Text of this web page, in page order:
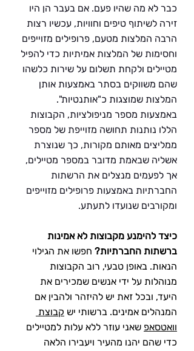
כבר לא מה שהיו פעם. אם בעבר הן היו
זירה לשיתוף טיפים וחוויות, עכשיו רצות
הרבה המלצות מטעם, פרופילים מזוייפים
וחסימות של המלצות אמיתיות כדי להפיל
מטיילים ולקחת תשלום על שירות כלשהו
שהם משווקים בסתר באמצעות אותן
המלצות שמוצגות כ"אותנטיות".
באמצעות מספר מניפולציות, הקבוצות
הללו נותנות תחושה מזוייפת של מספר
ממליצים מאותם מקורות, כך שנוצרת
אשליה שבאמת מדובר במספר מטיילים,
אך לפעמים מנצלים את הרשתות
החברתיות באמצעות פרופילים מזוייפים
ומקורבים שנועדו לתעתע.
כיצד להימנע מקבוצות לא אמינות
ברשתות החברתיות? חפשו את הגילוי
הנאות. באופן טבעי, רוב הקבוצות
מנוהלות על ידי אנשים שמכירים את
היעד, ובכל זאת יש להיזהר ולהבין אם
המנהלים אמינים. ברשותי יש קבוצת
וואטסאפ שאני עוזר ללא עלות למטיילים
כדי שהם יהנו מהעיר ויעבירו הלאה